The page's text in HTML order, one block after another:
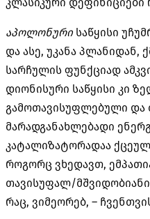
აპოლონური საწყისი
და ასე, უკანა პლანიდან,
სარჩულის ფუნქციად
დიონისური საწყისი კი
გამოთავისუფლებული და
მარადგანახლებადი
კატალიზატორადაა
როგორც ვხედავთ,
თავისუფალ/
რაც, ვიმეორებ, –